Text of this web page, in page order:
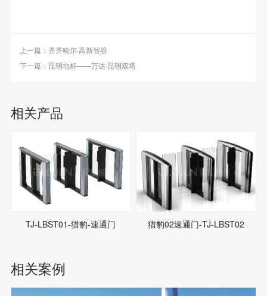
上一篇： 齐齐哈尔·高新智谷
下一篇： 昆明地标——万达·昆明双塔
相关产品
TJ-LBST01-猎豹-速通门 猎豹02速通门-TJ-LBST02
相关案例